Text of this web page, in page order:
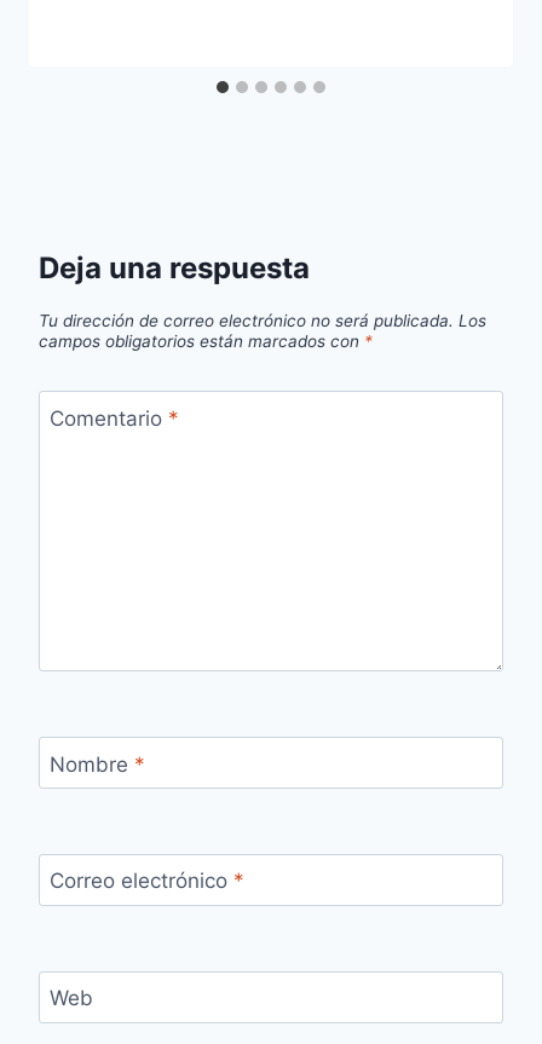
Deja una respuesta
Tu dirección de correo electrónico no será publicada. Los
campos obligatorios están marcados con *
Comentario *
Nombre *
Correo electrónico *
Web